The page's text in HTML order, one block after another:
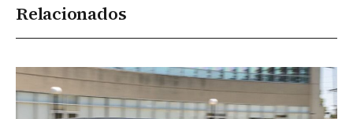
Relacionados